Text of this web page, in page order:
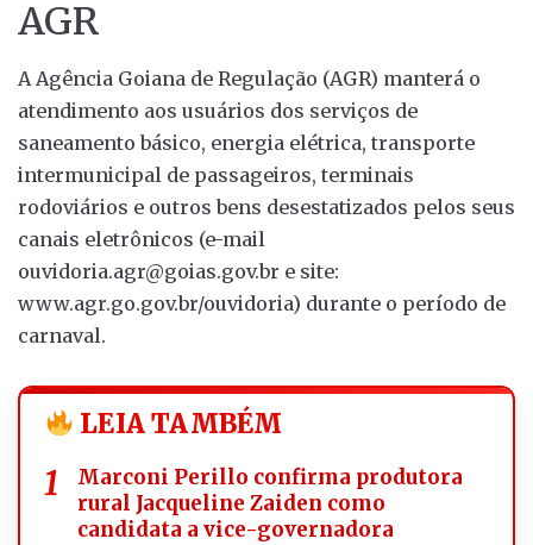
AGR
A Agência Goiana de Regulação (AGR) manterá o
atendimento aos usuários dos serviços de
saneamento básico, energia elétrica, transporte
intermunicipal de passageiros, terminais
rodoviários e outros bens desestatizados pelos seus
canais eletrônicos (e-mail
ouvidoria.agr@goias.gov.br e site:
www.agr.go.gov.br/ouvidoria) durante o período de
carnaval.
LEIA TAMBÉM
Marconi Perillo confirma produtora
rural Jacqueline Zaiden como
candidata a vice-governadora